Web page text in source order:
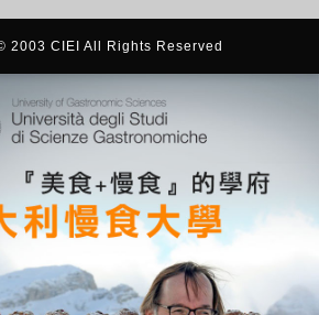
2003 CIEI All Rights Reserved